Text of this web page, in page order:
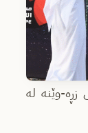
وێنە لە